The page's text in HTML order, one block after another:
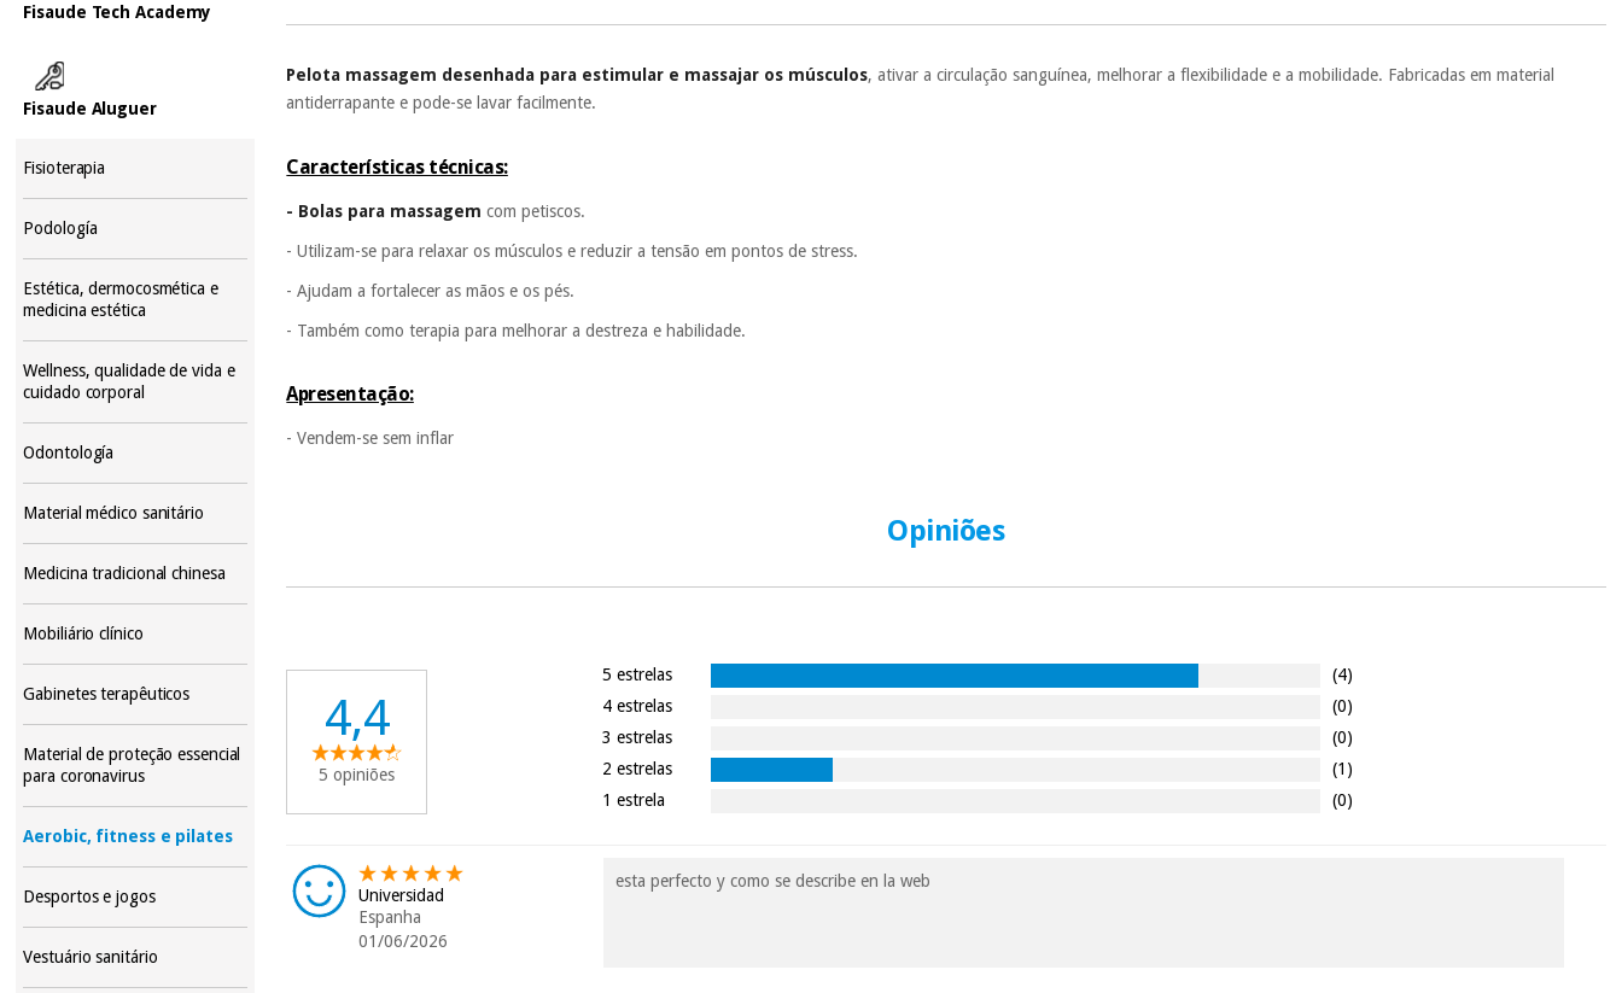
Fisaude Tech Academy
Fisaude Aluguer
Fisioterapia
Podología
Estética, dermocosmética e
medicina estética
Wellness, qualidade de vida e
cuidado corporal
Odontología
Material médico sanitário
Medicina tradicional chinesa
Mobiliário clínico
Gabinetes terapêuticos
Material de proteção essencial
para coronavirus
Aerobic, fitness e pilates
Desportos e jogos
Vestuário sanitário
prestações serão cobradas no mesmo dia de cada mês.
sem penalizações ou truques.
Pelota massagem desenhada para estimular e massajar os músculos, ativar a circulação sanguínea, melhorar a flexibilidade e a mobilidade. Fabricadas em material
antiderrapante e pode-se lavar facilmente.
Características técnicas:
- Bolas para massagem com petiscos.
- Utilizam-se para relaxar os músculos e reduzir a tensão em pontos de stress.
- Ajudam a fortalecer as mãos e os pés.
- Também como terapia para melhorar a destreza e habilidade.
Apresentação:
- Vendem-se sem inflar
Opiniões
4,4
5 opiniões
5 estrelas
(4)
4 estrelas
(0)
3 estrelas
(0)
2 estrelas
(1)
1 estrela
(0)
Universidad
Espanha
01/06/2026
esta perfecto y como se describe en la web